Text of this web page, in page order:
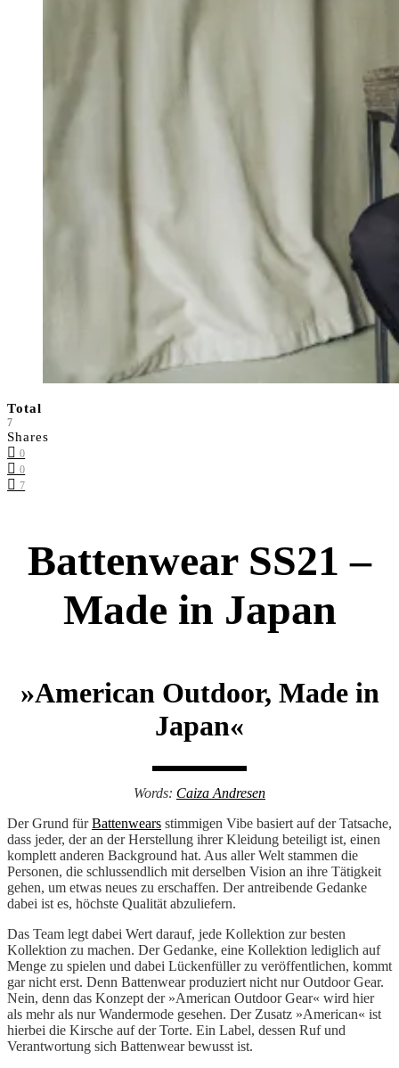
Total
7
Shares
0
0
7
Battenwear SS21 –
Made in Japan
»American Outdoor, Made in
Japan«
Words: Caiza Andresen
Der Grund fürBattenwears stimmigen Vibe basiert auf der Tatsache,
dass jeder, der an der Herstellung ihrer Kleidung beteiligt ist, einen
komplett anderen Background hat. Aus aller Welt stammen die
Personen, die schlussendlich mit derselben Vision an ihre Tätigkeit
gehen, um etwas neues zu erschaffen. Der antreibende Gedanke
dabei ist es, höchste Qualität abzuliefern.
Das Team legt dabei Wert darauf, jede Kollektion zur besten
Kollektion zu machen. Der Gedanke, eine Kollektion lediglich auf
Menge zu spielen und dabei Lückenfüller zu veröffentlichen, kommt
gar nicht erst. Denn Battenwear produziert nicht nur Outdoor Gear.
Nein, denn das Konzept der »American Outdoor Gear« wird hier
als mehr als nur Wandermode gesehen. Der Zusatz »American« ist
hierbei die Kirsche auf der Torte. Ein Label, dessen Ruf und
Verantwortung sich Battenwear bewusst ist.